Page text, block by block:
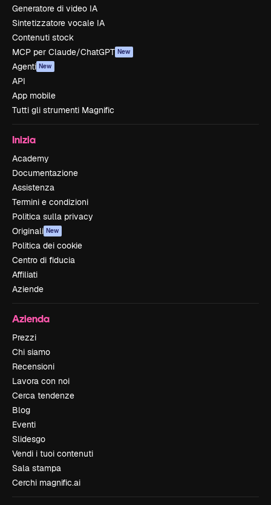
Generatore di video IA
Sintetizzatore vocale IA
Contenuti stock
MCP per Claude/ChatGPT New
Agenti New
API
App mobile
Tutti gli strumenti Magnific
Inizia
Academy
Documentazione
Assistenza
Termini e condizioni
Politica sulla privacy
Originali New
Politica dei cookie
Centro di fiducia
Affiliati
Aziende
Azienda
Prezzi
Chi siamo
Recensioni
Lavora con noi
Cerca tendenze
Blog
Eventi
Slidesgo
Vendi i tuoi contenuti
Sala stampa
Cerchi magnific.ai